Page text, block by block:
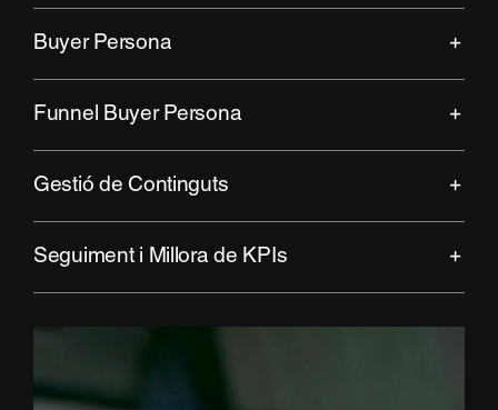
Buyer Persona
Funnel Buyer Persona
Gestió de Continguts
Seguiment i Millora de KPIs